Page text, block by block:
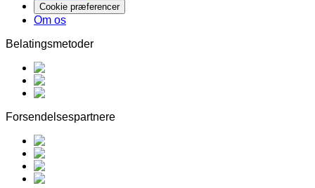
Cookie præferencer
Om os
Belatingsmetoder
Forsendelsespartnere